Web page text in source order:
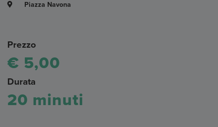
Piazza Navona
Prezzo
€ 5,00
Durata
20 minuti